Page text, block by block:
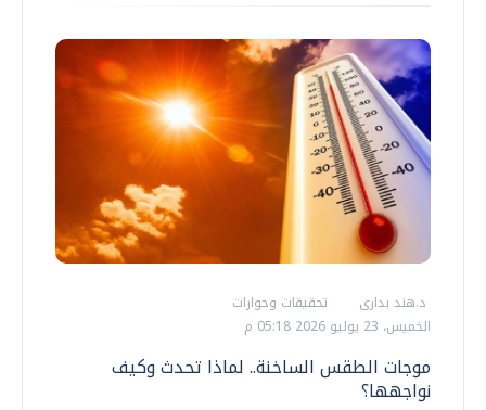
د.هند بدارى
تحقيقات وحوارات
الخميس، 23 يوليو 2026 05:18 م
موجات الطقس الساخنة.. لماذا تحدث وكيف
نواجهها؟